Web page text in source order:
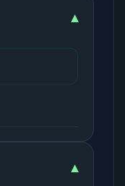
▾
▾